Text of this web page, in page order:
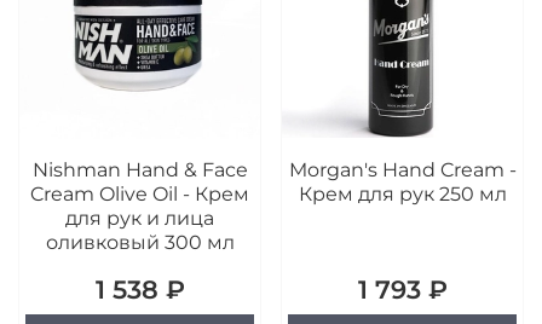
Nishman Hand & Face
Cream Olive Oil - Крем
для рук и лица
оливковый 300 мл
1 538 ₽
Morgan's Hand Cream -
Крем для рук 250 мл
1 793 ₽